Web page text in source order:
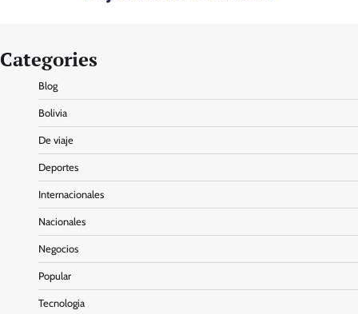
Categories
Blog
Bolivia
De viaje
Deportes
Internacionales
Nacionales
Negocios
Popular
Tecnologia